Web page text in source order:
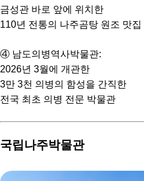
금성관 바로 앞에 위치한
110년 전통의 나주곰탕 원조 맛집
④ 남도의병역사박물관:
2026년 3월에 개관한
3만 3천 의병의 함성을 간직한
전국 최초 의병 전문 박물관
국립나주박물관